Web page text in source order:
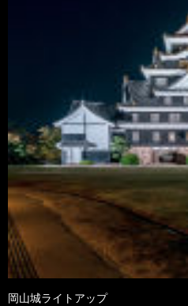
岡山城ライトアップ